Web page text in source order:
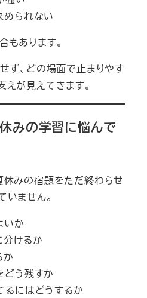
められない
もあります。
ず、どの場面で止まりやす
えが見えてきます。
みの学習に悩んで
休みの宿題をただ終わらせ
いません。
いか
分けるか
か
どう残すか
るにはどうするか